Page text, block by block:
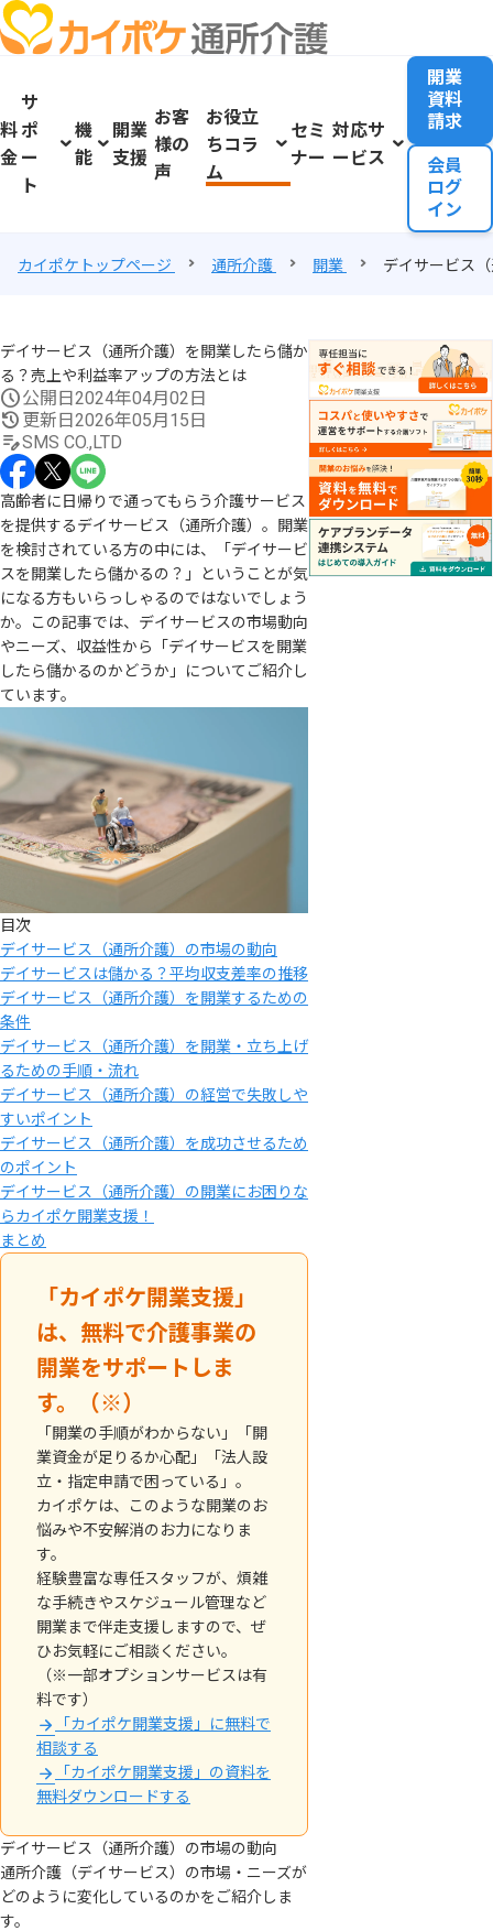
料
金
サ
ポ
ー
ト
機
能
開業
支援
お客
様の
声
お役立
ちコラ
ム
セミ
ナー
対応サ
ービス
開業
資料
請求
会員
ログ
イン
カイポケトップページ 通所介護 開業 デイサービス
デイサービス（通所介護）を開業したら儲か
る？売上や利益率アップの方法とは
公開日 2024年04月02日
更新日 2026年05月15日
SMS CO.,LTD
高齢者に日帰りで通ってもらう介護サービス
を提供するデイサービス（通所介護）。開業
を検討されている方の中には、「デイサービ
スを開業したら儲かるの？」ということが気
になる方もいらっしゃるのではないでしょう
か。この記事では、デイサービスの市場動向
やニーズ、収益性から「デイサービスを開業
したら儲かるのかどうか」についてご紹介し
ています。
目次
デイサービス（通所介護）の市場の動向
デイサービスは儲かる？平均収支差率の推移
デイサービス（通所介護）を開業するための
条件
デイサービス（通所介護）を開業・立ち上げ
るための手順・流れ
デイサービス（通所介護）の経営で失敗しや
すいポイント
デイサービス（通所介護）を成功させるため
のポイント
デイサービス（通所介護）の開業にお困りな
らカイポケ開業支援！
まとめ
「カイポケ開業支援」
は、無料で介護事業の
開業をサポートしま
す。（※）
「開業の手順がわからない」「開
業資金が足りるか心配」「法人設
立・指定申請で困っている」。
カイポケは、このような開業のお
悩みや不安解消のお力になりま
す。
経験豊富な専任スタッフが、煩雑
な手続きやスケジュール管理など
開業まで伴走支援しますので、ぜ
ひお気軽にご相談ください。
（※一部オプションサービスは有
料です）
「カイポケ開業支援」に無料で
相談する
「カイポケ開業支援」の資料を
無料ダウンロードする
デイサービス（通所介護）の市場の動向
通所介護（デイサービス）の市場・ニーズが
どのように変化しているのかをご紹介しま
す。